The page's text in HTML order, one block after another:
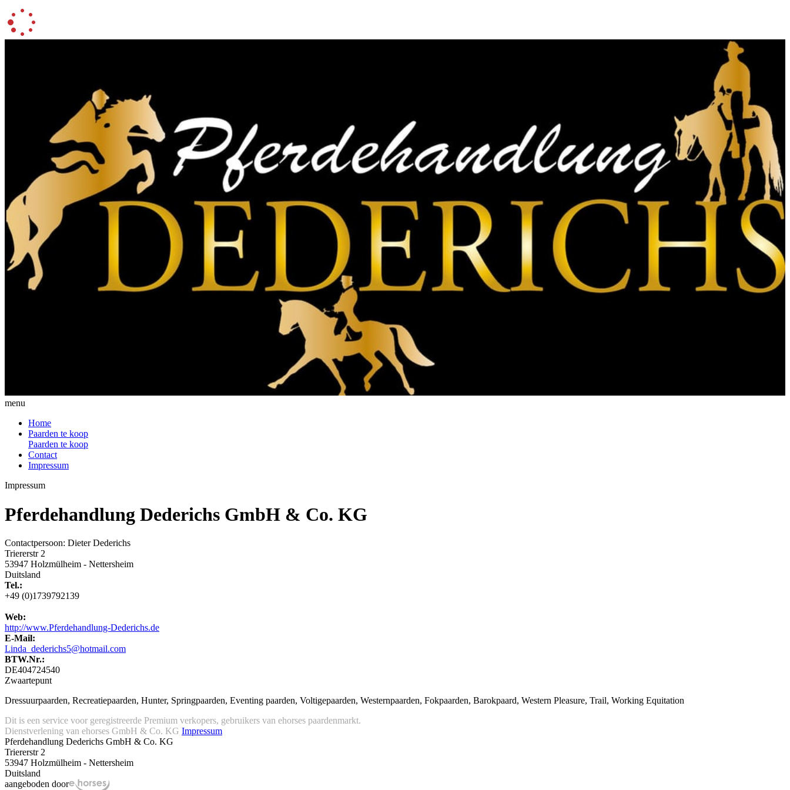
menu
Home
Paarden te koop
Paarden te koop
Contact
Impressum
Impressum
Pferdehandlung Dederichs GmbH & Co. KG
Contactpersoon: Dieter Dederichs
Triererstr 2
53947 Holzmülheim - Nettersheim
Duitsland
Tel.:
+49 (0)1739792139
Web:
http://www.Pferdehandlung-Dederichs.de
E-Mail:
Linda_dederichs5@hotmail.com
BTW.Nr.:
DE404724540
Zwaartepunt
Dressuurpaarden, Recreatiepaarden, Hunter, Springpaarden, Eventing paarden, Voltigepaarden, Westernpaarden, Fokpaarden, Barokpaard, Western Pleasure, Trail, Working Equitation
Dit is een service voor geregistreerde Premium verkopers, gebruikers van ehorses paardenmarkt.
Dienstverlening van ehorses GmbH & Co. KG Impressum
Pferdehandlung Dederichs GmbH & Co. KG
Triererstr 2
53947 Holzmülheim - Nettersheim
Duitsland
aangeboden door